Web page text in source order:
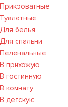
Прикроватные
Туалетные
Для белья
Для спальни
Пеленальные
В прихожую
В гостинную
В комнату
В детскую